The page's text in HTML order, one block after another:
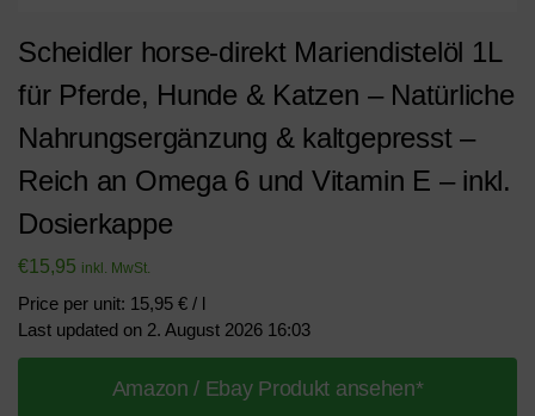
Scheidler horse-direkt Mariendistelöl 1L
für Pferde, Hunde & Katzen – Natürliche
Nahrungsergänzung & kaltgepresst –
Reich an Omega 6 und Vitamin E – inkl.
Dosierkappe
€15,95 inkl. MwSt.
Price per unit: 15,95 € / l
Last updated on 2. August 2026 16:03
Amazon / Ebay Produkt ansehen*